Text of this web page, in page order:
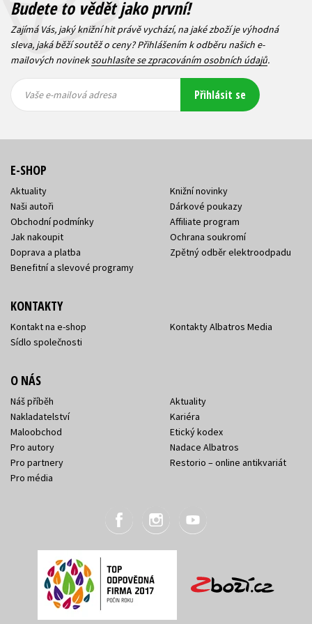
Budete to vědět jako první!
Zajímá Vás, jaký knižní hit právě vychází, na jaké zboží je výhodná
sleva, jaká běží soutěž o ceny? Přihlášením k odběru našich e-
mailových novineksouhlasíte se zpracováním osobních údajů.
mailová
mailová
Vaše e-mailová adresa Přihlásit se
E-SHOP
Aktuality
Naši autoři
Obchodní podmínky
Jak nakoupit
Doprava a platba
Benefitní a slevové programy
Knižní novinky
Dárkové poukazy
Affiliate program
Ochrana soukromí
Zpětný odběr elektroodpadu
KONTAKTY
Kontakt na e-shop
Sídlo společnosti
Kontakty Albatros Media
O NÁS
Náš příběh
Nakladatelství
Maloobchod
Pro autory
Pro partnery
Pro média
Aktuality
Kariéra
Etický kodex
Nadace Albatros
Restorio – online antikvariát